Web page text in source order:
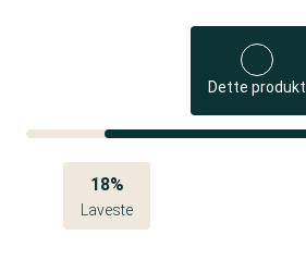
Dette produkt
18%
Laveste